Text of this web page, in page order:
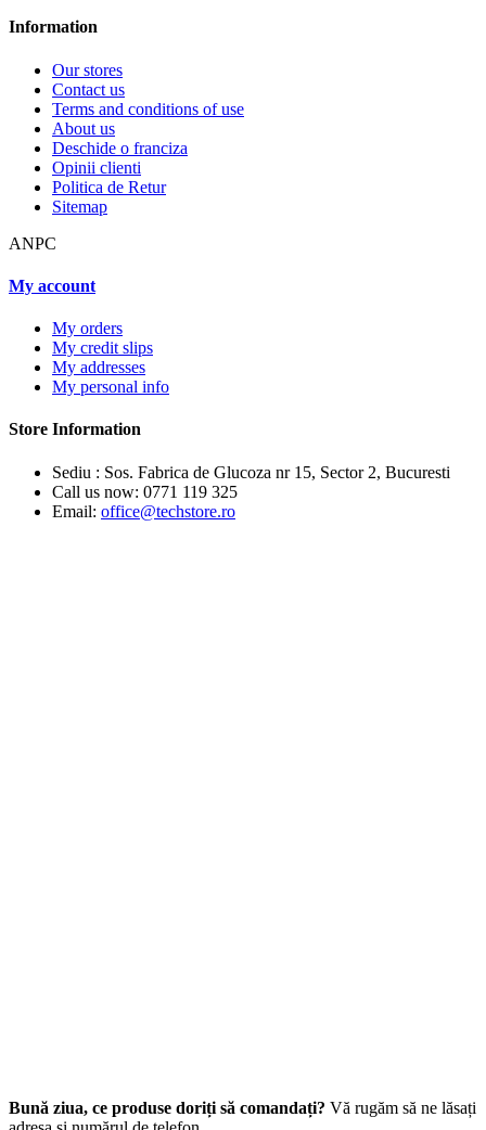
Information
Our stores
Contact us
Terms and conditions of use
About us
Deschide o franciza
Opinii clienti
Politica de Retur
Sitemap
ANPC
My account
My orders
My credit slips
My addresses
My personal info
Store Information
Sediu : Sos. Fabrica de Glucoza nr 15, Sector 2, Bucuresti
Call us now: 0771 119 325
Email: office@techstore.ro
Bună ziua, ce produse doriți să comandați? Vă rugăm să ne lăsați